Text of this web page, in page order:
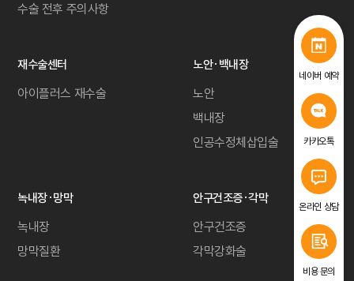
네이버 예약
카카오톡
온라인 상담
비용 문의
수술 전후 주의사항
재수술센터
아이플러스 재수술
노안·백내장
노안
백내장
인공수정체삽입술
녹내장·망막
녹내장
망막질환
안구건조증·각막
안구건조증
각막강화술